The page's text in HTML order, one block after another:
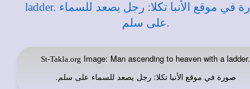
St-Takla.org Image: Man ascending to heaven with a ladder.
صورة في موقع الأنبا تكلا: رجل يصعد للسماء على سلم.